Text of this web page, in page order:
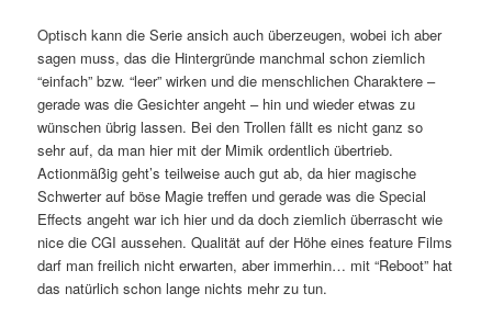
Optisch kann die Serie ansich auch überzeugen, wobei ich aber
sagen muss, das die Hintergründe manchmal schon ziemlich
“einfach” bzw. “leer” wirken und die menschlichen Charaktere –
gerade was die Gesichter angeht – hin und wieder etwas zu
wünschen übrig lassen. Bei den Trollen fällt es nicht ganz so
sehr auf, da man hier mit der Mimik ordentlich übertrieb.
Actionmäßig geht’s teilweise auch gut ab, da hier magische
Schwerter auf böse Magie treffen und gerade was die Special
Effects angeht war ich hier und da doch ziemlich überrascht wie
nice die CGI aussehen. Qualität auf der Höhe eines feature Films
darf man freilich nicht erwarten, aber immerhin… mit “Reboot” hat
das natürlich schon lange nichts mehr zu tun.